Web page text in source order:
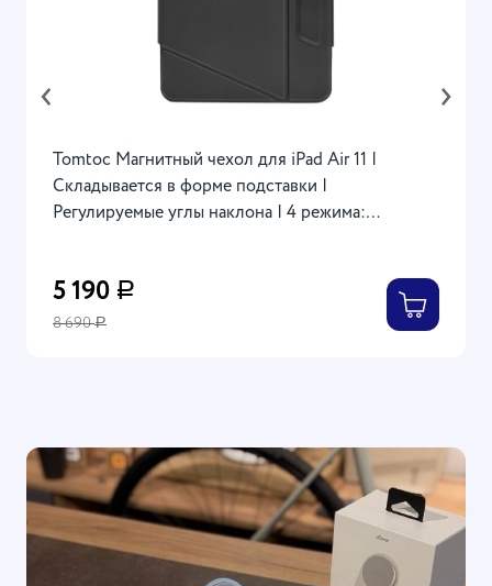
Tomtoc Магнитный чехол для iPad Air 11 |
Складывается в форме подставки |
Регулируемые углы наклона | 4 режима:
5 190 Р
8 690Р
‹ ›